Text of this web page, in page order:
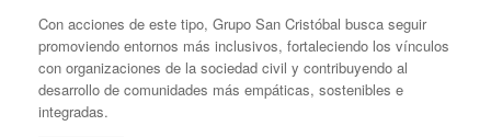
Con acciones de este tipo, Grupo San Cristóbal busca seguir
promoviendo entornos más inclusivos, fortaleciendo los vínculos
con organizaciones de la sociedad civil y contribuyendo al
desarrollo de comunidades más empáticas, sostenibles e
integradas.